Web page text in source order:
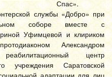
Спас».
службы «Добро» при
соборе вместе с
Уфимцевой и клириком
Александром
центр
учреждения Саратовской
адаптации для лиц